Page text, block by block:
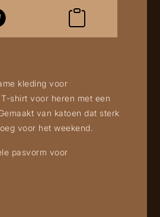
kleding voor
shirt voor heren met een
van katoen dat sterk
voor het weekend.
pasvorm voor